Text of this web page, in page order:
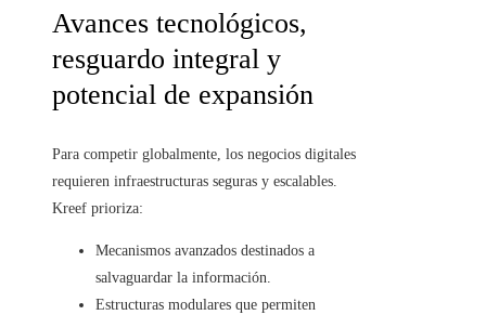
Avances tecnológicos,
resguardo integral y
potencial de expansión
Para competir globalmente, los negocios digitales
requieren infraestructuras seguras y escalables.
Kreef prioriza:
Mecanismos avanzados destinados a
salvaguardar la información.
Estructuras modulares que permiten